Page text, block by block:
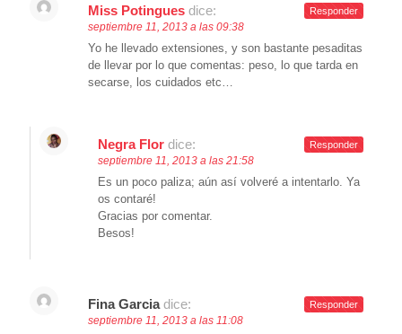
Miss Potingues dice:
septiembre 11, 2013 a las 09:38
Yo he llevado extensiones, y son bastante pesaditas
de llevar por lo que comentas: peso, lo que tarda en
secarse, los cuidados etc…
Responder
Negra Flor dice:
septiembre 11, 2013 a las 21:58
Es un poco paliza; aún así volveré a intentarlo. Ya
os contaré!
Gracias por comentar.
Besos!
Responder
Fina Garcia dice:
septiembre 11, 2013 a las 11:08
Responder